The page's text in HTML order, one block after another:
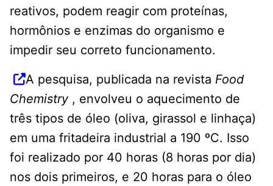
reativos, podem reagir com proteínas,
hormônios e enzimas do organismo e
impedir seu correto funcionamento.
A pesquisa, publicada na revista Food
Chemistry, envolveu o aquecimento de
três tipos de óleo (oliva, girassol e linhaça)
em uma fritadeira industrial a 190 ºC. Isso
foi realizado por 40 horas (8 horas por dia)
nos dois primeiros, e 20 horas para o óleo